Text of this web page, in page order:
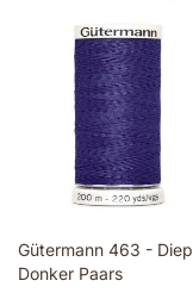
Gütermann 463 - Diep
Donker Paars